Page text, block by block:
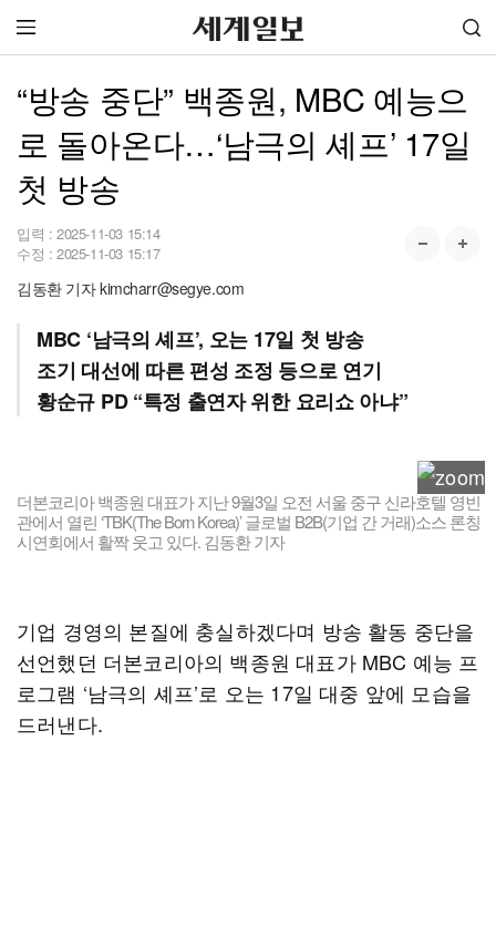
“방송 중단” 백종원, MBC 예능으
로 돌아온다…‘남극의 셰프’ 17일
첫 방송
입력 : 2025-11-03 15:14
수정 : 2025-11-03 15:17
김동환 기자 kimcharr@segye.com
MBC ‘남극의 셰프’, 오는 17일 첫 방송
조기 대선에 따른 편성 조정 등으로 연기
황순규 PD “특정 출연자 위한 요리쇼 아냐”
더본코리아 백종원 대표가 지난 9월3일 오전 서울 중구 신라호텔 영빈
관에서 열린 ‘TBK(The Born Korea)’ 글로벌 B2B(기업 간 거래)소스 론칭
시연회에서 활짝 웃고 있다. 김동환 기자
기업 경영의 본질에 충실하겠다며 방송 활동 중단을
선언했던 더본코리아의 백종원 대표가 MBC 예능 프
로그램 ‘남극의 셰프’로 오는 17일 대중 앞에 모습을
드러낸다.